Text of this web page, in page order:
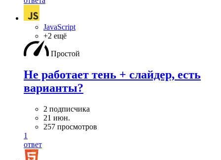
JavaScript
+2 ещё
Простой
Не работает тень + слайдер, есть
варианты?
2 подписчика
21 июн.
257 просмотров
1
ответ